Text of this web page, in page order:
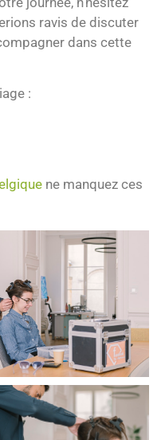
ravis de discuter
dans cette
:
ne manquez ces